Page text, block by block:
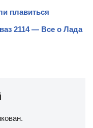
плавиться
2114 — Все о Лада